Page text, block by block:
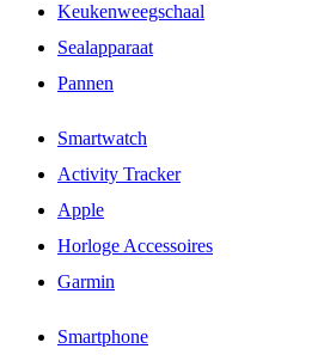
Keukenweegschaal
Sealapparaat
Pannen
Smartwatch
Activity Tracker
Apple
Horloge Accessoires
Garmin
Smartphone